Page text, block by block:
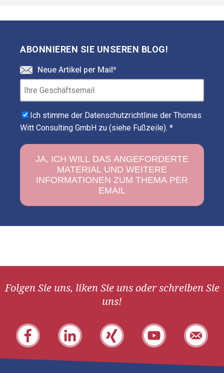
ABONNIEREN SIE UNSEREN BLOG!
Neue Artikel per Mail*
Ich stimme der Datenschutzrichtlinie der Thomas
Witt Consulting GmbH zu (siehe Fußzeile). *
Folgen Sie uns, liken Sie uns oder schreiben Sie
uns!